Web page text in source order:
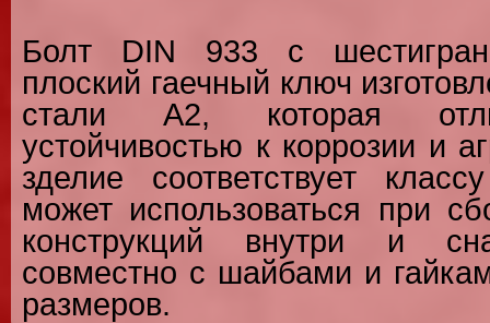
Болт DIN 933 с
плоский гаечный ключ
стали А2, которая
устойчивостью к коррозии и
зделие соответствует
может использоваться при
конструкций внутри и
совместно с шайбами и
размеров.